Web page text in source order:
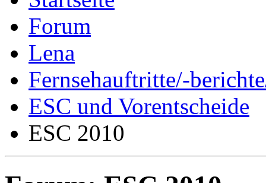
Forum
Lena
Fernsehauftritte/-
ESC und Vorentscheide
ESC 2010